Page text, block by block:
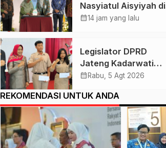
Nasyiatul Aisyiyah di
Solo, Agung Danarto
calendar_month14 jam yang lalu
Legislator DPRD
Jateng Kadarwati
Pastikan Para
Aspirasi Puan
Maharani Tepat
Sasaran
calendar_month Rabu, 5 Agt 2026
REKOMENDASI UNTUK ANDA